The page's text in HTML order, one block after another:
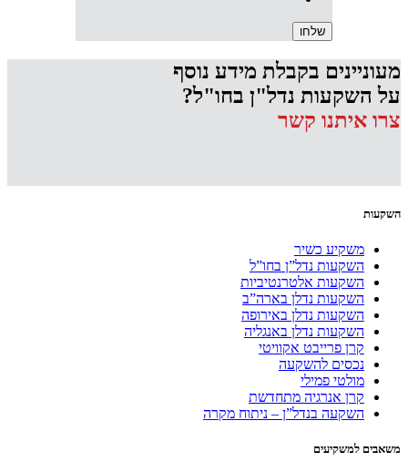
מעוניינים בקבלת מידע נוסף
על השקעות נדל"ן בחו"ל?
צרו איתנו קשר
השקעות
משקיע כשיר
השקעות נדל”ן בחו”ל
השקעות אלטרנטיביות
השקעות נדלן בארה”ב
השקעות נדלן באירופה
השקעות נדלן באנגליה
קרן פרייבט אקוויטי
נכסים להשקעה
מולטי פמילי
קרן אנרגיה מתחדשת
השקעה בנדל”ן – ניתוח מקרה
משאבים למשקיעים